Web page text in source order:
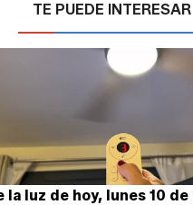
TE PUEDE INTERESAR
la luz de hoy, lunes 10